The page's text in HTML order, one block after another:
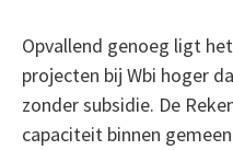
Opvallend genoeg ligt
projecten bij Wbi hoger
zonder subsidie. De
capaciteit binnen